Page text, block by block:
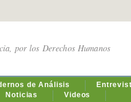
por los Derechos Humanos
de Análisis
Noticias Videos